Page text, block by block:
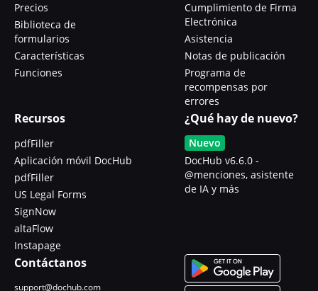
Precios
Biblioteca de
formularios
Características
Funciones
Cumplimiento de Firma
Electrónica
Asistencia
Notas de publicación
Programa de
recompensas por
errores
Recursos
pdfFiller
Aplicación móvil DocHub
pdfFiller
US Legal Forms
SignNow
altaFlow
Instapage
¿Qué hay de nuevo?
Nuevo
DocHub v6.6.0 -
@menciones, asistente
de IA y más
Contáctanos
support@dochub.com